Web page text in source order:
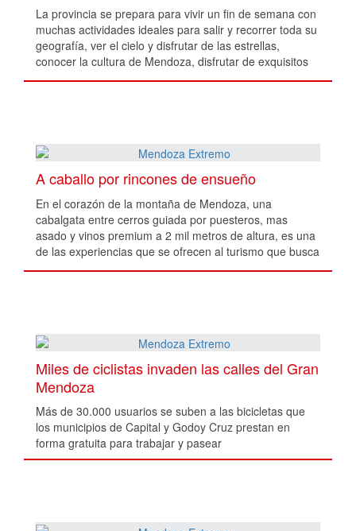
La provincia se prepara para vivir un fin de semana con
muchas actividades ideales para salir y recorrer toda su
geografía, ver el cielo y disfrutar de las estrellas,
conocer la cultura de Mendoza, disfrutar de exquisitos
vinos, y celebrar en compañía.
A caballo por rincones de ensueño
En el corazón de la montaña de Mendoza, una
cabalgata entre cerros guiada por puesteros, mas
asado y vinos premium a 2 mil metros de altura, es una
de las experiencias que se ofrecen al turismo que busca
sensaciones únicas.
Miles de ciclistas invaden las calles del Gran
Mendoza
Más de 30.000 usuarios se suben a las bicicletas que
los municipios de Capital y Godoy Cruz prestan en
forma gratuita para trabajar y pasear